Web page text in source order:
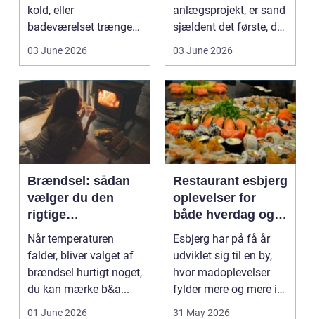
kold, eller
badeværelset trænger
til en gennemgribende
03 June 2026
anlægsprojekt, er sand
sjældent det første, du
tænker på. Men ...
03 June 2026
Brændsel: sådan
vælger du den
rigtige
varmeløsning til
hjemmet
Når temperaturen
falder, bliver valget af
brændsel hurtigt noget,
du kan mærke b&a...
01 June 2026
Restaurant esbjerg
oplevelser for
både hverdag og
fest
Esbjerg har på få år
udviklet sig til en by,
hvor madoplevelser
fylder mere og mere i
hverdagen. Lok...
31 May 2026